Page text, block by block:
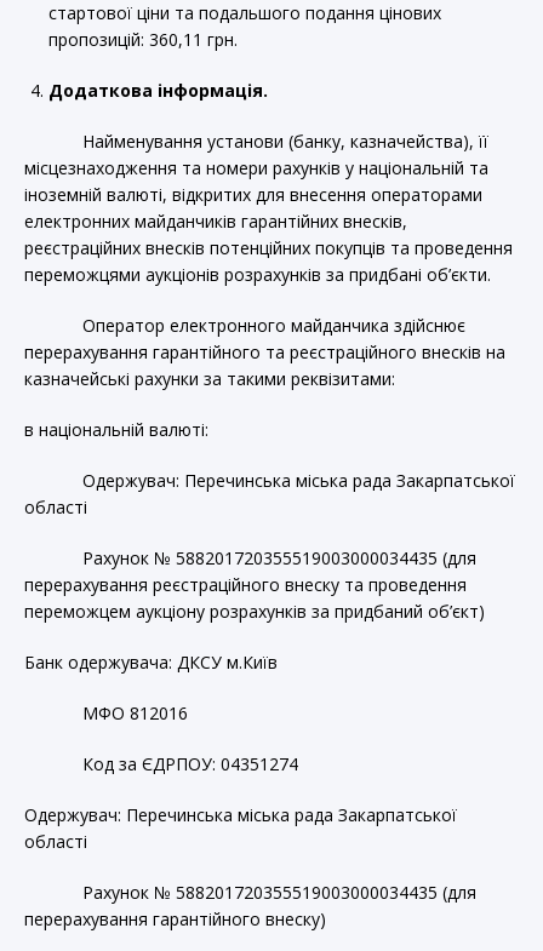
стартової ціни та подальшого подання цінових
пропозицій: 360,11 грн.
Додаткова інформація.
Найменування установи (банку, казначейства), її
місцезнаходження та номери рахунків у національній та
іноземній валюті, відкритих для внесення операторами
електронних майданчиків гарантійних внесків,
реєстраційних внесків потенційних покупців та проведення
переможцями аукціонів розрахунків за придбані об’єкти.
Оператор електронного майданчика здійснює
перерахування гарантійного та реєстраційного внесків на
казначейські рахунки за такими реквізитами:
в національній валюті:
Одержувач: Перечинська міська рада Закарпатської
області
Рахунок № 588201720355519003000034435 (для
перерахування реєстраційного внеску та проведення
переможцем аукціону розрахунків за придбаний об’єкт)
Банк одержувача: ДКСУ м.Київ
МФО 812016
Код за ЄДРПОУ: 04351274
Одержувач: Перечинська міська рада Закарпатської
області
Рахунок № 588201720355519003000034435 (для
перерахування гарантійного внеску)